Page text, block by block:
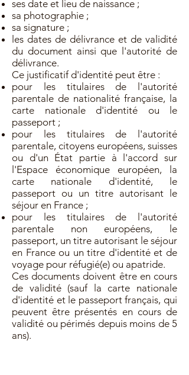
ses date et lieu de naissance ;
sa photographie ;
sa signature ;
les dates de délivrance et de validité
du document ainsi que l'autorité de
délivrance.
Ce justificatif d'identité peut être :
pour les titulaires de l'autorité
parentale de nationalité française, la
carte nationale d'identité ou le
passeport ;
pour les titulaires de l'autorité
parentale, citoyens européens, suisses
ou d'un État partie à l'accord sur
l'Espace économique européen, la
carte nationale d'identité, le
passeport ou un titre autorisant le
séjour en France ;
pour les titulaires de l'autorité
parentale non européens, le
passeport, un titre autorisant le séjour
en France ou un titre d'identité et de
voyage pour réfugié(e) ou apatride.
Ces documents doivent être en cours
de validité (sauf la carte nationale
d'identité et le passeport français, qui
peuvent être présentés en cours de
validité ou périmés depuis moins de 5
ans).